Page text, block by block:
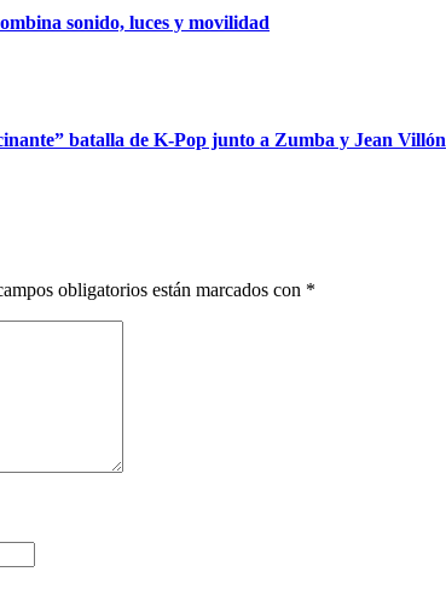
sonido, luces y movilidad
batalla de K-Pop junto a Zumba y Jean Villón
obligatorios están marcados con *